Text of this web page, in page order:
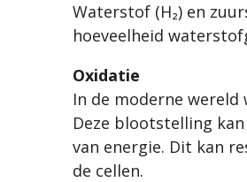
Waterstof (H₂) en
hoeveelheid
Oxidatie
In de moderne
Deze blootstelling
van energie. Dit kan
de cellen.